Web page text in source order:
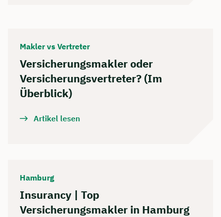
Makler vs Vertreter
Versicherungsmakler oder
Versicherungsvertreter? (Im
Überblick)
Artikel lesen
Hamburg
Insurancy | Top
Versicherungsmakler in Hamburg